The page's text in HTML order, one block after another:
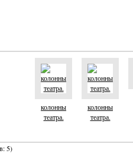
колонны
театра.
колонны
театра.
5)